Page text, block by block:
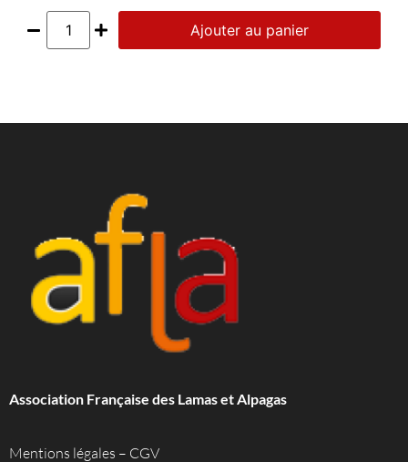
Ajouter au panier
Association Française des Lamas et Alpagas
Mentions légales – CGV